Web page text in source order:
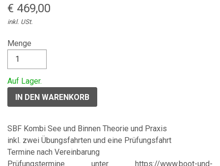
€ 469,00
inkl. USt.
Menge
Auf Lager.
SBF Kombi See und Binnen Theorie und Praxis
inkl. zwei Übungsfahrten und eine Prüfungsfahrt
Termine nach Vereinbarung
Prüfungstermine unter https://www.boot-und-